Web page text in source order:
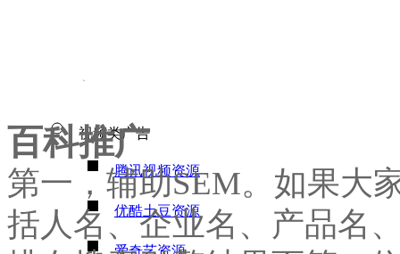
视频类广告
腾讯视频资源
优酷土豆资源
爱奇艺资源
百科推广
第一，辅助SEM。如果大
括人名、企业名、产品名